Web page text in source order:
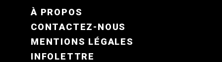
FOOTER MENU FR
À PROPOS
CONTACTEZ-NOUS
MENTIONS LÉGALES
INFOLETTRE